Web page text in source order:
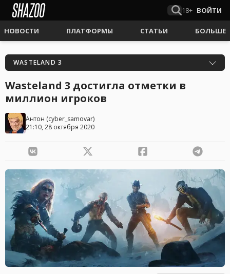
18+ ВОЙТИ
НОВОСТИ ПЛАТФОРМЫ СТАТЬИ БОЛЬШЕ
WASTELAND 3
Wasteland 3 достигла отметки в
миллион игроков
Антон (cyber_samovar)
21:10, 28 октября 2020